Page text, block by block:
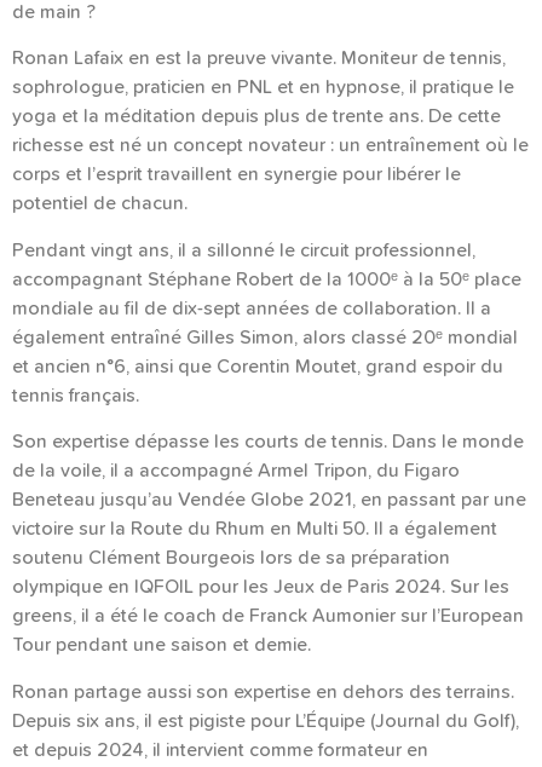
de main ?
Ronan Lafaix en est la preuve vivante. Moniteur de tennis,
sophrologue, praticien en PNL et en hypnose, il pratique le
yoga et la méditation depuis plus de trente ans. De cette
richesse est né un concept novateur : un entraînement où le
corps et l’esprit travaillent en synergie pour libérer le
potentiel de chacun.
Pendant vingt ans, il a sillonné le circuit professionnel,
accompagnant Stéphane Robert de la 1000ᵉ à la 50ᵉ place
mondiale au fil de dix-sept années de collaboration. Il a
également entraîné Gilles Simon, alors classé 20ᵉ mondial
et ancien n°6, ainsi que Corentin Moutet, grand espoir du
tennis français.
Son expertise dépasse les courts de tennis. Dans le monde
de la voile, il a accompagné Armel Tripon, du Figaro
Beneteau jusqu’au Vendée Globe 2021, en passant par une
victoire sur la Route du Rhum en Multi 50. Il a également
soutenu Clément Bourgeois lors de sa préparation
olympique en IQFOIL pour les Jeux de Paris 2024. Sur les
greens, il a été le coach de Franck Aumonier sur l’European
Tour pendant une saison et demie.
Ronan partage aussi son expertise en dehors des terrains.
Depuis six ans, il est pigiste pour L’Équipe (Journal du Golf),
et depuis 2024, il intervient comme formateur en